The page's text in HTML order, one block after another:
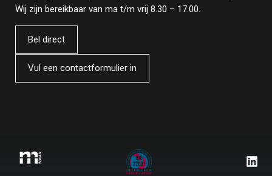
Wij zijn bereikbaar van ma t/m vrij 8.30 – 17.00.
Bel direct
Vul een contactformulier in